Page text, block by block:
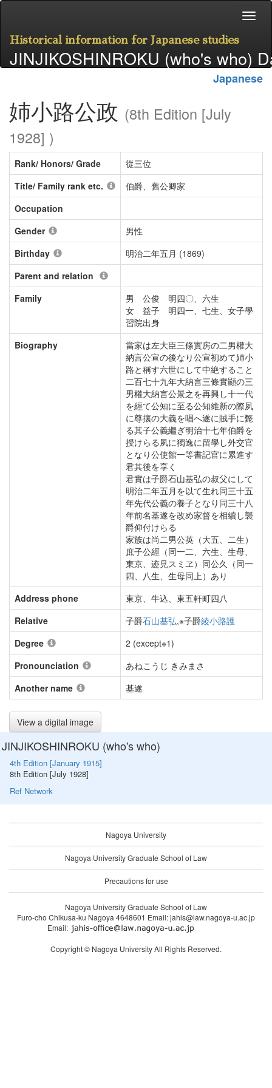
Historical information for Japanese studies
JINJIKOSHINROKU (who's who)
Japanese
姉小路公政 (8th Edition [July
1928] )
Rank/ Honors/ Grade
從三位
Title/ Family rank etc.
伯爵、舊公卿家
Occupation
Gender
男性
Birthday
明治二年五月 (1869)
Parent and relation
Family
男 公俊 明四〇、六生
女 益子 明四一、七生、女子學
習院出身
Biography
當家は左大臣三條實房の二男權大
納言公宣の後なり公宣初めて姉小
路と稱す六世にして中絶すること
二百七十九年大納言三條實顯の三
男權大納言公景之を再興し十一代
を經て公知に至る公知維新の際夙
に尊攘の大義を唱へ遂に賊手に斃
る其子公義繼ぎ明治十七年伯爵を
授けらる夙に獨逸に留學し外交官
となり公使館一等書記官に累進す
君其後を享く
君實は子爵石山基弘の叔父にして
明治二年五月を以て生れ同三十五
年先代公義の養子となり同三十八
年前名基遂を改め家督を相續し襲
爵仰付けらる
家族は尚二男公英（大五、二生）
庶子公經（同一二、六生、生母、
東京、迹見スミヱ）同公久（同一
四、八生、生母同上）あり
Address phone
東京、牛込、東五軒町四八
Relative
子爵石山基弘,※子爵綾小路護
Degree
2 (except※1)
Pronounciation
あねこうじ きみまさ
Another name
基遂
View a digital image
JINJIKOSHINROKU (who's who)
4th Edition [January 1915]
8th Edition [July 1928]
Ref Network
Nagoya University
Nagoya University Graduate School of Law
Precautions for use
Nagoya University Graduate School of Law
Furo-cho Chikusa-ku Nagoya 4648601 Email: jahis@law.nagoya-u.ac.jp
Email:
Copyright © Nagoya University All Rights Reserved.